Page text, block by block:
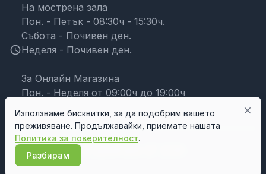
schedule
На мострена зала
Пон. - Петък - 08:30ч - 15:30ч.
Събота - Почивен ден.
Неделя - Почивен ден.
За Онлайн Магазина
Пон. - Неделя от 09:00ч до 19:00ч
close
Използваме бисквитки, за да подобрим вашето
преживяване. Продължавайки, приемате нашата
Политика за поверителност.
Разбирам